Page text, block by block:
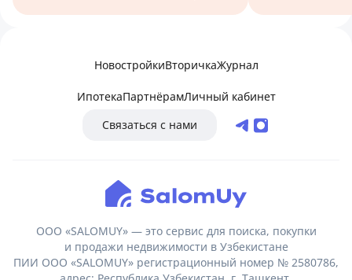
НовостройкиВторичкаЖурнал
ИпотекаПартнёрамЛичный кабинет
Связаться с нами
ООО «SALOMUY» — это сервис для поиска, покупки
и продажи недвижимости в Узбекистане
ПИИ ООО «SALOMUY» регистрационный номер № 2580786,